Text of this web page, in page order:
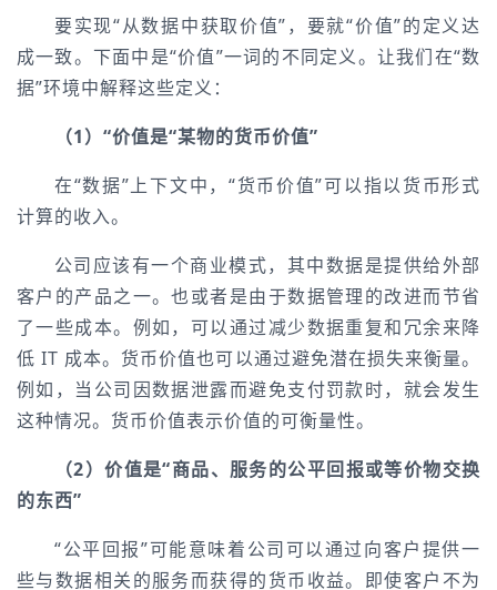
要实现“从数据中获取价值”，要就“价值”的定义达
成一致。下面中是“价值”一词的不同定义。让我们在“数
据”环境中解释这些定义：
（1）“价值是“某物的货币价值”
在“数据”上下文中，“货币价值”可以指以货币形式
计算的收入。
公司应该有一个商业模式，其中数据是提供给外部
客户的产品之一。也或者是由于数据管理的改进而节省
了一些成本。例如，可以通过减少数据重复和冗余来降
低 IT 成本。货币价值也可以通过避免潜在损失来衡量。
例如，当公司因数据泄露而避免支付罚款时，就会发生
这种情况。货币价值表示价值的可衡量性。
（2）价值是“商品、服务的公平回报或等价物交换
的东西”
“公平回报”可能意味着公司可以通过向客户提供一
些与数据相关的服务而获得的货币收益。即使客户不为